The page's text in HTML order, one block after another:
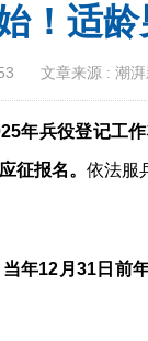
！适
文章来源 : 潮
年兵役登记工
征报名。依法服
当年12月31日前